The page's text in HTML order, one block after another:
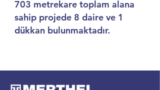
703 metrekare toplam alana
sahip projede 8 daire ve 1
dükkan bulunmaktadır.